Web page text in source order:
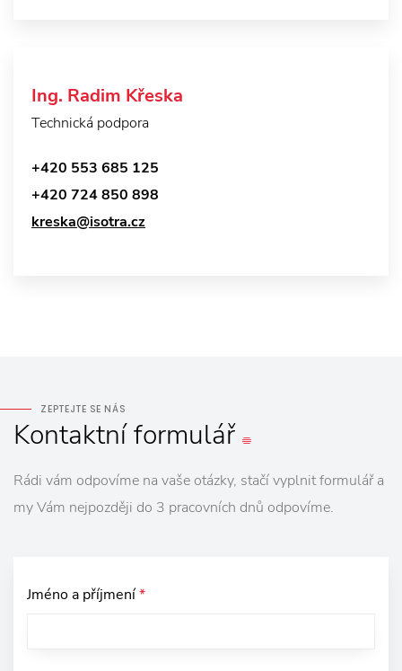
Ing. Radim Křeska
Technická podpora
+420 553 685 125
+420 724 850 898
kreska@isotra.cz
ZEPTEJTE SE NÁS
Kontaktníformulář
Rádi vám odpovíme na vaše otázky, stačí vyplnit formulář a
my Vám nejpozději do 3 pracovních dnů odpovíme.
Jméno a příjmení*